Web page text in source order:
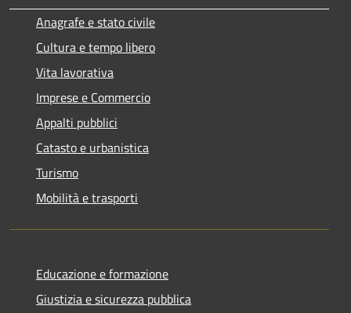
Anagrafe e stato civile
Cultura e tempo libero
Vita lavorativa
Imprese e Commercio
Appalti pubblici
Catasto e urbanistica
Turismo
Mobilità e trasporti
Educazione e formazione
Giustizia e sicurezza pubblica